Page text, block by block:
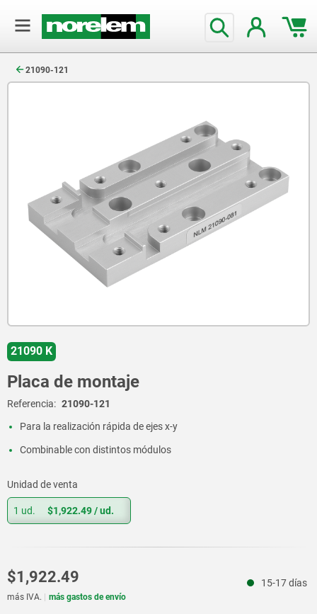
21090-121
21090 K
Placa de montaje
Referencia: 21090-121
Para la realización rápida de ejes x-y
Combinable con distintos módulos
Unidad de venta
1 ud. $1,922.49/ ud.
$1,922.49 15-17 días
más IVA. más gastos de envío